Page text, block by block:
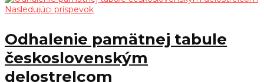
Nasledujúci príspevok
Odhalenie pamätnej tabule
československým
delostrelcom